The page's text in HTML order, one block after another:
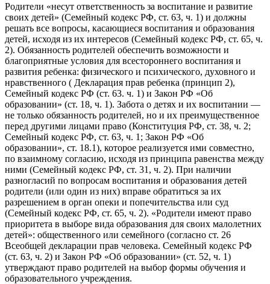
Родители «несут ответственность за воспитание и развитие
своих детей» (Семейный кодекс РФ, ст. 63, ч. 1) и должны
решать все вопросы, касающиеся воспитания и образования
детей, исходя из их интересов (Семейный кодекс РФ, ст. 65, ч.
2). Обязанность родителей обеспечить возможности и
благоприятные условия для всестороннего воспитания и
развития ребенка: физического и психического, духовного и
нравственного ( Декларация прав ребенка (принцип 2),
Семейный кодекс РФ (ст. 63. ч. 1) и Закон РФ «Об
образовании» (ст. 18, ч. 1). Забота о детях и их воспитании —
не только обязанность родителей, но и их преимущественное
перед другими лицами право (Конституция РФ, ст. 38, ч. 2;
Семейный кодекс РФ, ст. 63, ч. 1; Закон РФ «Об
образовании», ст. 18.1), которое реализуется ими совместно,
по взаимному согласию, исходя из принципа равенства между
ними (Семейный кодекс РФ, ст. 31, ч. 2). При наличии
разногласий по вопросам воспитания и образова­ния детей
родители (или один из них) вправе обратиться за их
разрешением в орган опеки и попечительства или суд
(Семейный кодекс РФ, ст. 65, ч. 2). «Родители имеют право
приоритета в выборе вида образования для своих малолетних
детей»: общественного или семейного (согласно ст. 26
Всеобщей декларации прав человека. Семейный кодекс РФ
(ст. 63, ч. 2) и Закон РФ «Об образовании» (ст. 52, ч. 1)
утверждают право родителей на выбор формы обучения и
образовательного учреждения.